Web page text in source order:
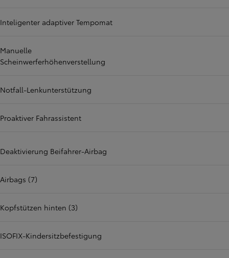
Inteligenter adaptiver Tempomat
Manuelle
Scheinwerferhöhenverstellung
Notfall-Lenkunterstützung
Proaktiver Fahrassistent
Deaktivierung Beifahrer-Airbag
Airbags (7)
Kopfstützen hinten (3)
ISOFIX-Kindersitzbefestigung